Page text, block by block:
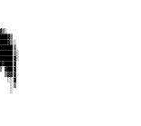
▒▓▓▓█▓▓▓▒▒░
░▒░░████▓███▓
░▓░       ▓█▓▒ ▓██▓
▒▒      ▒▓▒  ▒▓▓▓
▓░     ▒    ░░▓
▓▓          ░▒
░░░▒▓█▒         ░
░░░▒▓█▓░░░░░░░
░▓▓▒░░   ▒█░
▒▓░
▓▓        ░▓
▓